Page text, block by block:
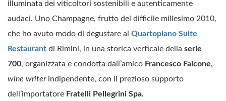
illuminata dei viticoltori sostenibili e autenticamente
audaci. Uno Champagne, frutto del difficile millesimo 2010,
che ho avuto modo di degustare al Quartopiano Suite
Restaurant di Rimini, in una storica verticale della serie
700, organizzata e condotta dall’amico Francesco Falcone,
wine writerindipendente, con il prezioso supporto
dell’importatore Fratelli Pellegrini Spa.